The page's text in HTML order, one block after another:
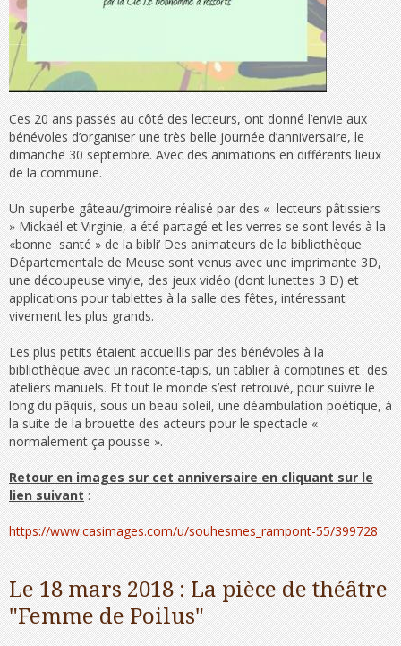
Ces 20 ans passés au côté des lecteurs, ont donné l’envie aux
bénévoles d’organiser une très belle journée d’anniversaire, le
dimanche 30 septembre. Avec des animations en différents lieux
de la commune.
Un superbe gâteau/grimoire réalisé par des « lecteurs pâtissiers
» Mickaël et Virginie, a été partagé et les verres se sont levés à la
«bonne santé » de la bibli’ Des animateurs de la bibliothèque
Départementale de Meuse sont venus avec une imprimante 3D,
une découpeuse vinyle, des jeux vidéo (dont lunettes 3 D) et
applications pour tablettes à la salle des fêtes, intéressant
vivement les plus grands.
Les plus petits étaient accueillis par des bénévoles à la
bibliothèque avec un raconte-tapis, un tablier à comptines et des
ateliers manuels. Et tout le monde s’est retrouvé, pour suivre le
long du pâquis, sous un beau soleil, une déambulation poétique, à
la suite de la brouette des acteurs pour le spectacle «
normalement ça pousse ».
Retour en images sur cet anniversaire en cliquant sur le
lien suivant:
https://www.casimages.com/u/souhesmes_rampont-55/399728
Le 18 mars 2018 : La pièce de théâtre
"Femme de Poilus"